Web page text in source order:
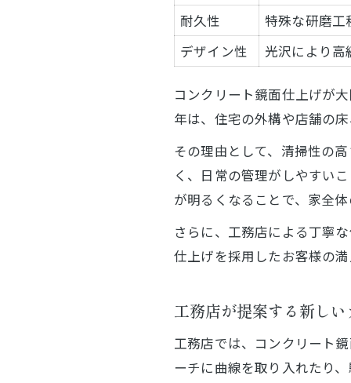
耐久性
特殊な研磨工
デザイン性
光沢により
コンクリート鏡面仕上げが
年は、住宅の外構や店舗の
その理由として、清掃性の
く、日常の管理がしやすい
が明るくなることで、家全
さらに、工務店による丁寧
仕上げを採用したお客様の
工務店が提案する新し
工務店では、コンクリート
ーチに曲線を取り入れたり